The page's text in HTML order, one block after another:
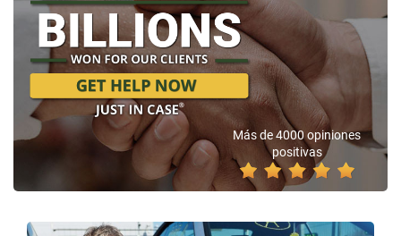
Más de 4000 opiniones
positivas